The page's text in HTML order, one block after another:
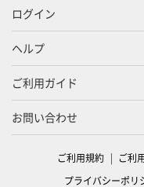
ログイン
ヘルプ
ご利用ガイド
お問い合わせ
ご利用規約 ご利
プライバシーポリ